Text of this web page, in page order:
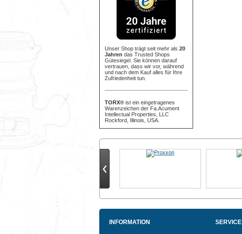
Unser Shop trägt seit mehr als 20
Jahren das Trusted Shops
Gütesiegel. Sie können darauf
vertrauen, dass wir vor, während
und nach dem Kauf alles für Ihre
Zufriedenheit tun.
TORX® ist ein eingetragenes
Warenzeichen der Fa.Acument
Intellectual Properties, LLC
Rockford, Illinois, USA.
INFORMATION SERVICE